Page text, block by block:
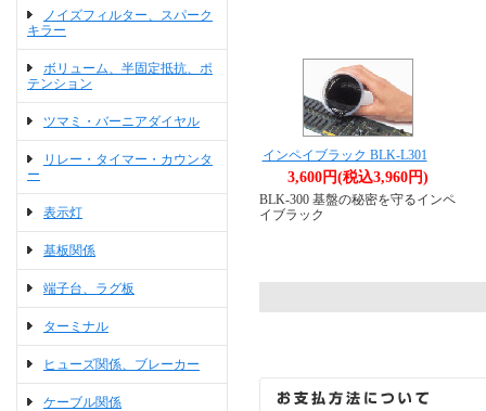
ノイズフィルター、スパーク
キラー
ボリューム、半固定抵抗、ポ
テンション
ツマミ・バーニアダイヤル
リレー・タイマー・カウンタ
ー
表示灯
基板関係
端子台、ラグ板
ターミナル
ヒューズ関係、ブレーカー
ケーブル関係
インペイブラック BLK-L301
3,600円(税込3,960円)
BLK-300 基盤の秘密を守るインペ
イブラック